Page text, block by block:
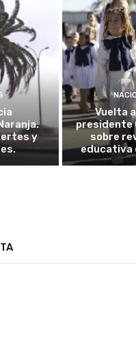
y
Vuelta
presidente
sobre
educativa